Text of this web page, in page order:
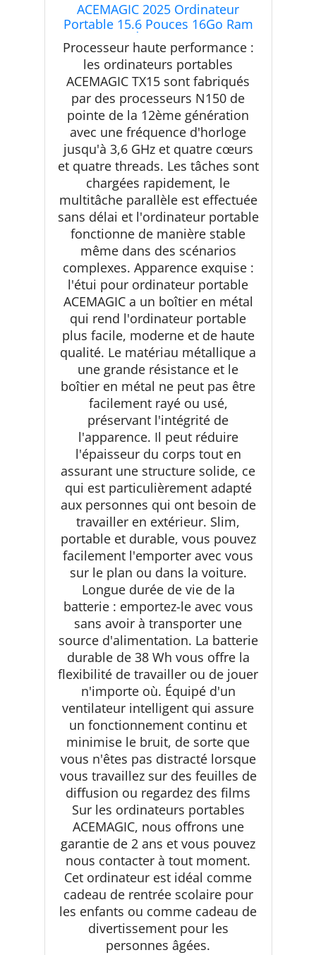
ACEMAGIC 2025 Ordinateur
Portable 15.6 Pouces 16Go Ram
512Go SSD Étendre à 2TB DDR4
3200Mhz Boîtier
Métallique,USB3.2 * 3,BT5.0,Type
C,WiFi,HDMI,5000Mah,PC
Portable Bureau
Processeur haute performance :
les ordinateurs portables
ACEMAGIC TX15 sont fabriqués
par des processeurs N150 de
pointe de la 12ème génération
avec une fréquence d'horloge
jusqu'à 3,6 GHz et quatre cœurs
et quatre threads. Les tâches sont
chargées rapidement, le
multitâche parallèle est effectuée
sans délai et l'ordinateur portable
fonctionne de manière stable
même dans des scénarios
complexes. Apparence exquise :
l'étui pour ordinateur portable
ACEMAGIC a un boîtier en métal
qui rend l'ordinateur portable
plus facile, moderne et de haute
qualité. Le matériau métallique a
une grande résistance et le
boîtier en métal ne peut pas être
facilement rayé ou usé,
préservant l'intégrité de
l'apparence. Il peut réduire
l'épaisseur du corps tout en
assurant une structure solide, ce
qui est particulièrement adapté
aux personnes qui ont besoin de
travailler en extérieur. Slim,
portable et durable, vous pouvez
facilement l'emporter avec vous
sur le plan ou dans la voiture.
Longue durée de vie de la
batterie : emportez-le avec vous
sans avoir à transporter une
source d'alimentation. La batterie
durable de 38 Wh vous offre la
flexibilité de travailler ou de jouer
n'importe où. Équipé d'un
ventilateur intelligent qui assure
un fonctionnement continu et
minimise le bruit, de sorte que
vous n'êtes pas distracté lorsque
vous travaillez sur des feuilles de
diffusion ou regardez des films
Sur les ordinateurs portables
ACEMAGIC, nous offrons une
garantie de 2 ans et vous pouvez
nous contacter à tout moment.
Cet ordinateur est idéal comme
cadeau de rentrée scolaire pour
les enfants ou comme cadeau de
divertissement pour les
personnes âgées.